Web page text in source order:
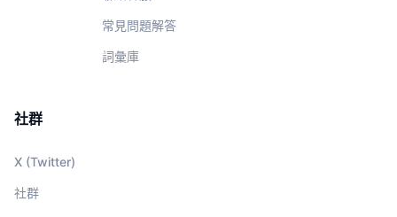
常見問題解答
詞彙庫
社群
X (Twitter)
社群